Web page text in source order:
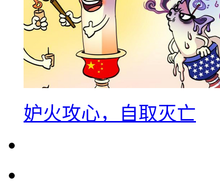
妒火攻心，自取灭亡